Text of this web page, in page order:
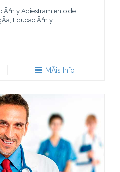
y Adiestramiento de
EducaciÃ³n y...
MÃ¡s Info